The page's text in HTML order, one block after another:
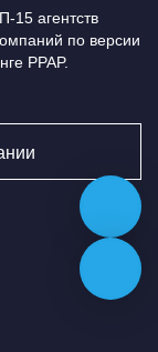
15 агентств
по версии
PPAP.